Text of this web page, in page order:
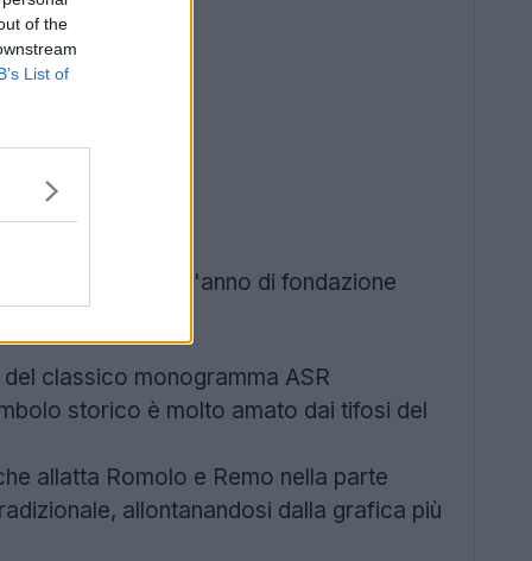
of the
List of
"ROMA" e l'anno di fondazione
classico monogramma ASR
storico è molto amato dai tifosi del
allatta Romolo e Remo nella parte
allontanandosi dalla grafica più